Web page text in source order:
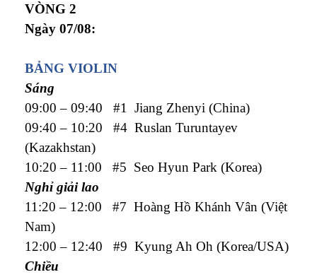
VÒNG 2
Ngày 07/08:
BẢNG VIOLIN
Sáng
09:00 – 09:40 #1 Jiang Zhenyi (China)
09:40 – 10:20 #4 Ruslan Turuntayev
(Kazakhstan)
10:20 – 11:00 #5 Seo Hyun Park (Korea)
Nghỉ giải lao
11:20 – 12:00 #7 Hoàng Hồ Khánh Vân (Việt
Nam)
12:00 – 12:40 #9 Kyung Ah Oh (Korea/USA)
Chiều